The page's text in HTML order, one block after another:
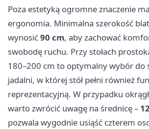
Poza estetyką ogromne znaczenie
ergonomia. Minimalna szerokość
wynosić90 cm, aby zachować
swobodę ruchu. Przy stołach
180–200 cm to optymalny wybór do
jadalni, w której stół pełni również
reprezentacyjną. W przypadku
warto zwrócić uwagę na średnicę –
pozwala wygodnie usiąść czterem